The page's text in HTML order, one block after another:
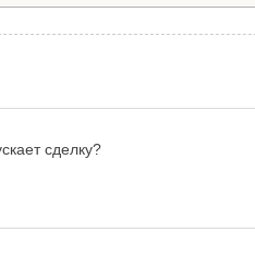
сделку?